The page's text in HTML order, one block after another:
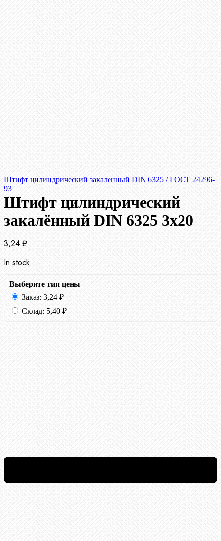
Штифт цилиндрический закаленный DIN 6325 / ГОСТ 24296-
93
Штифт цилиндрический
закалённый DIN 6325 3х20
3,24 ₽
In stock
Выберите тип цены
Заказ: 3,24 ₽
Склад: 5,40 ₽